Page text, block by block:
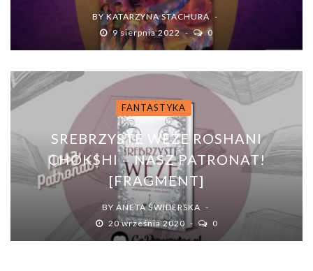
BYKATARZYNA STACHURA
9 sierpnia 2022
0
FANTASTYKA
SREBRZYSTE WĘŻE ROSHANI
CHOKSHI – NASZ PATRONAT!
[FRAGMENT]
BY ANETA ŚWIDERSKA
20 września 2020
0